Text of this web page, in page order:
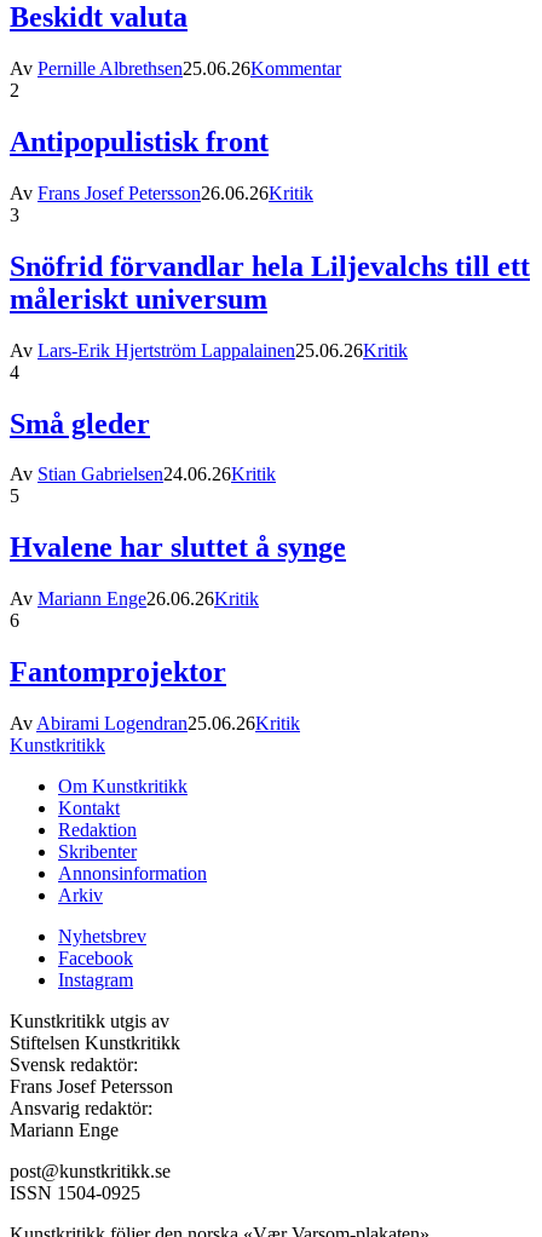
Beskidt valuta
Av Pernille Albrethsen25.06.26Kommentar
2
Antipopulistisk front
Av Frans Josef Petersson26.06.26Kritik
3
Snöfrid förvandlar hela Liljevalchs till ett
måleriskt universum
Av Lars-Erik Hjertström Lappalainen25.06.26Kritik
4
Små gleder
Av Stian Gabrielsen24.06.26Kritik
5
Hvalene har sluttet å synge
Av Mariann Enge26.06.26Kritik
6
Fantomprojektor
Av Abirami Logendran25.06.26Kritik
Kunstkritikk
Om Kunstkritikk
Kontakt
Redaktion
Skribenter
Annonsinformation
Arkiv
Nyhetsbrev
Facebook
Instagram
Kunstkritikk utgis av
Stiftelsen Kunstkritikk
Svensk redaktör:
Frans Josef Petersson
Ansvarig redaktör:
Mariann Enge
post@kunstkritikk.se
ISSN 1504-0925